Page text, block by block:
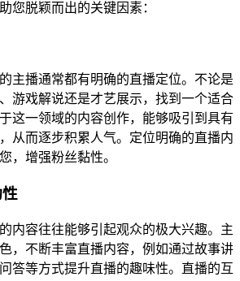
您脱颖而出的关键因素：
主播通常都有明确的直播定位。不论是
游戏解说还是才艺展示，找到一个适合
这一领域的内容创作，能够吸引到具有
从而逐步积累人气。定位明确的直播内
，增强粉丝黏性。
内容往往能够引起观众的极大兴趣。主
，不断丰富直播内容，例如通过故事讲
答等方式提升直播的趣味性。直播的互